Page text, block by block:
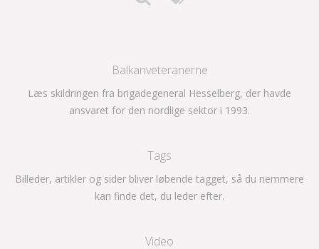
Balkanveteranerne
Læs skildringen fra brigadegeneral Hesselberg, der havde
ansvaret for den nordlige sektor i 1993.
Tags
Billeder, artikler og sider bliver løbende tagget, så du nemmere
kan finde det, du leder efter.
Video